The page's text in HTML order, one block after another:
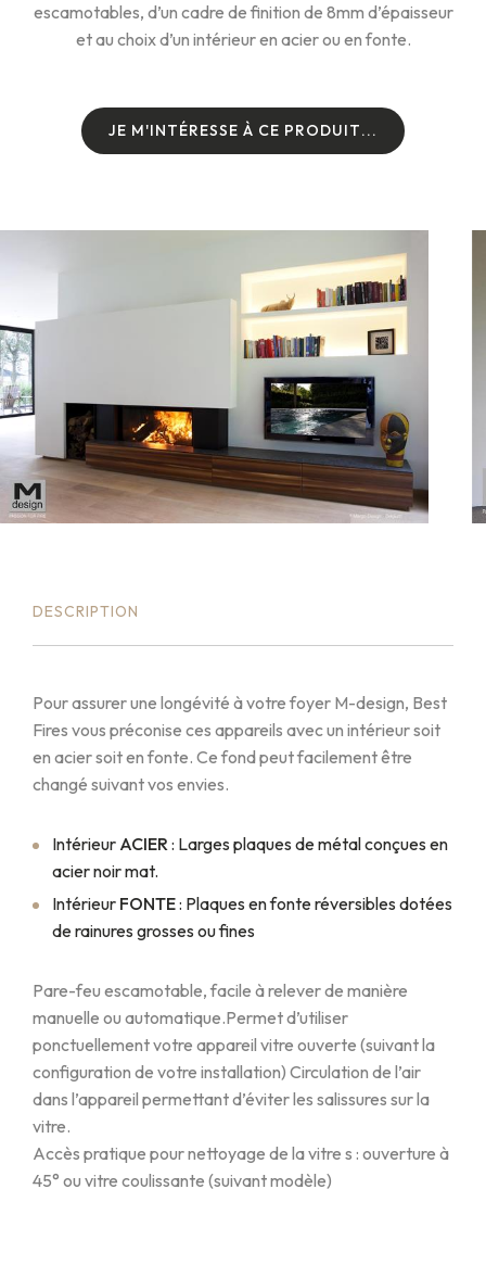
escamotables, d’un cadre de finition de 8mm d’épaisseur
et au choix d’un intérieur en acier ou en fonte.
JE M'INTÉRESSE À CE PRODUIT...
JE M'INTÉRESSE À CE PRODUIT...
DESCRIPTION
Pour assurer une longévité à votre foyer M-design, Best
Fires vous préconise ces appareils avec un intérieur soit
en acier soit en fonte. Ce fond peut facilement être
changé suivant vos envies.
Intérieur ACIER: Larges plaques de métal conçues en
acier noir mat.
Intérieur FONTE: Plaques en fonte réversibles dotées
de rainures grosses ou fines
Pare-feu escamotable, facile à relever de manière
manuelle ou automatique.Permet d’utiliser
ponctuellement votre appareil vitre ouverte (suivant la
configuration de votre installation) Circulation de l’air
dans l’appareil permettant d’éviter les salissures sur la
vitre.
Accès pratique pour nettoyage de la vitre s : ouverture à
45° ou vitre coulissante (suivant modèle)